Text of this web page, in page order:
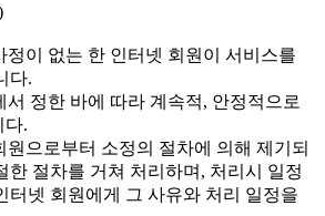
정이 없는 한 인터넷 회원이 서비스를
다.
서 정한 바에 따라 계속적, 안정적으로
다.
원으로부터 소정의 절차에 의해 제기되
한 절차를 거쳐 처리하며, 처리시 일정
터넷 회원에게 그 사유와 처리 일정을